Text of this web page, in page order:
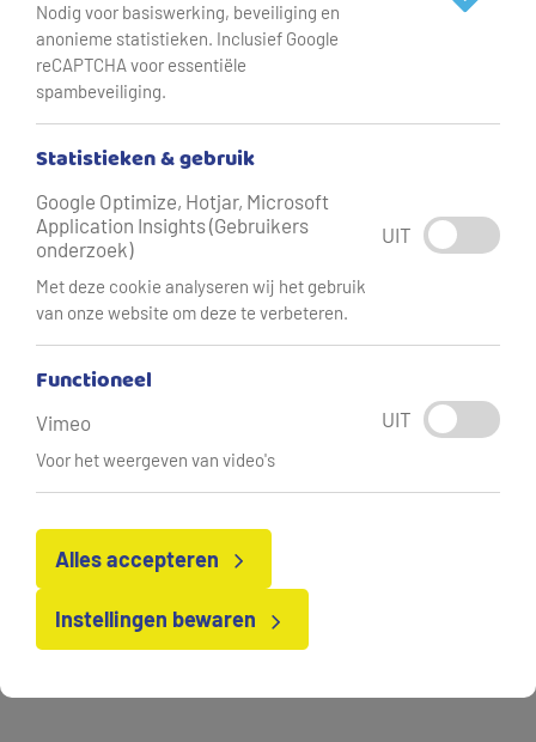
In2030 geen water meer uit de kraan’ of ‘Zorgen over
drinkwater’. Bezoek een willekeurige nieuwssite en je
leest er verontrustende headlines. Terecht? Vraag je het
slecht nieuws? Zeker niet! In het project Living Lab
samen met bevlogen collega’s van Vitens aan het
drinkwaterconcept van de toekomst.
Nodig voor basiswerking, beveiliging en
anonieme statistieken. Inclusief Google
reCAPTCHA voor essentiële
spambeveiliging.
Statistieken & gebruik
Google Optimize, Hotjar, Microsoft
Application Insights (Gebruikers
onderzoek)
Met deze cookie analyseren wij het gebruik
van onze website om deze te verbeteren.
UIT
Functioneel
Vimeo
Voor het weergeven van video's
UIT
Alles accepteren
Instellingen bewaren